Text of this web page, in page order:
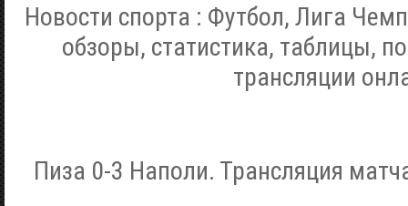
Новости спорта : Футбол, Лига
обзоры, статистика, таблицы,
трансляции
Пиза 0-3 Наполи. Трансляция